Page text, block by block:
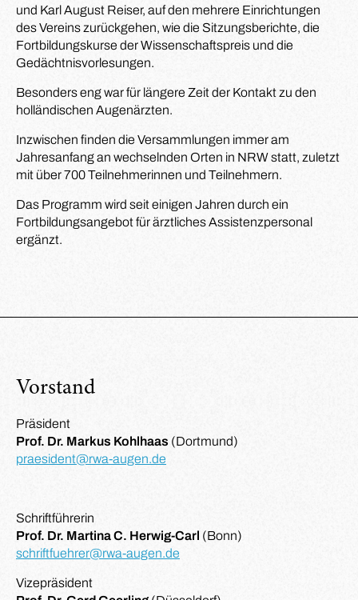
und Karl August Reiser, auf den mehrere Einrichtungen
des Vereins zurückgehen, wie die Sitzungsberichte, die
Fortbildungskurse der Wissenschaftspreis und die
Gedächtnisvorlesungen.
Besonders eng war für längere Zeit der Kontakt zu den
holländischen Augenärzten.
Inzwischen finden die Versammlungen immer am
Jahresanfang an wechselnden Orten in NRW statt, zuletzt
mit über 700 Teilnehmerinnen und Teilnehmern.
Das Programm wird seit einigen Jahren durch ein
Fortbildungsangebot für ärztliches Assistenzpersonal
ergänzt.
Vorstand
Präsident
Prof. Dr. Markus Kohlhaas (Dortmund)
praesident@rwa-augen.de
Schriftführerin
Prof. Dr. Martina C. Herwig-Carl (Bonn)
schriftfuehrer@rwa-augen.de
Vizepräsident